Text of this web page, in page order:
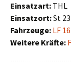
Einsatzart: THL
Einsatzort:St
Fahrzeuge: LF
Weitere Kräfte: